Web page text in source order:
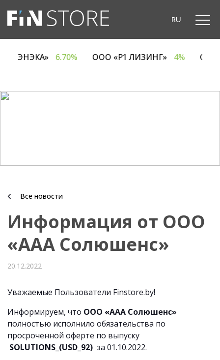
RU
«ЭНЭКА» 6.70% ООО «Р1 ЛИЗИНГ» 4%
Все новости
Информация от ООО
«ААА Солюшенс»
20.12.2022
Уважаемые Пользователи Finstore.by!
Информируем, что ООО «ААА Солюшенс»
полностью исполнило обязательства по
просроченной оферте по выпуску
SOLUTIONS_(USD_92) за 01.10.2022.